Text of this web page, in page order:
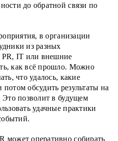
до обратной связи по
в организации
из разных
PR, IT или внешние
как всё прошло. Можно
что удалось, какие
обсудить результаты на
Это позволит в будущем
удачные практики
может оперативно собирать